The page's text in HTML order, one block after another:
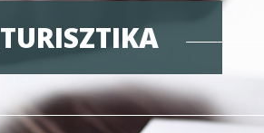
TURISZTIKA